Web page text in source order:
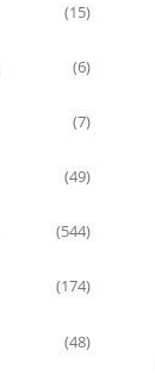
(15)
(6)
(7)
(49)
(544)
(174)
(48)